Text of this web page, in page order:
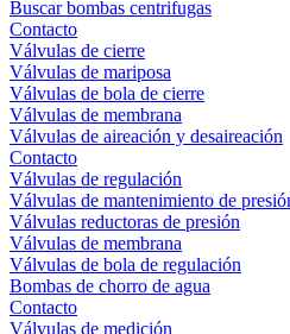
Buscar bombas centrifugas
Contacto
Válvulas de cierre
Válvulas de mariposa
Válvulas de bola de cierre
Válvulas de membrana
Válvulas de aireación y desaireación
Contacto
Válvulas de regulación
Válvulas de mantenimiento de
Válvulas reductoras de presión
Válvulas de membrana
Válvulas de bola de regulación
Bombas de chorro de agua
Contacto
Válvulas de medición